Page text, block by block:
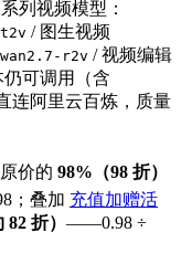
系列视频模型：
/ 图生视频
wan2.7-r2v / 视频编辑
仍可调用（含
连阿里云百炼，质量
价的 98%（98 折）
；叠加 充值加赠活
折） ——0.98 ÷